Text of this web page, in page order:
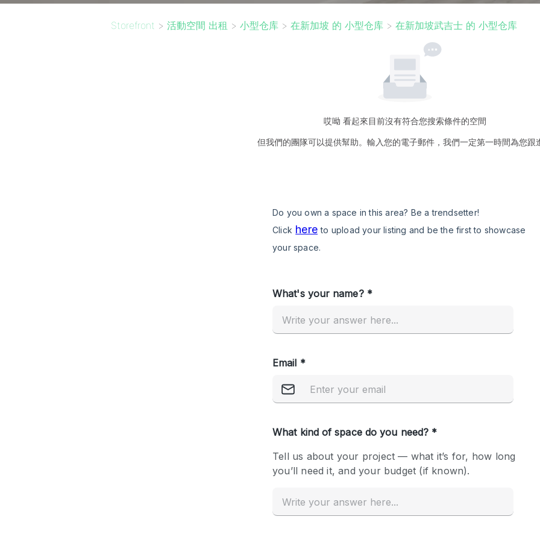
Storefront > 活動空間 出租 > 小型仓库 > 在新加坡 的 小型仓库 > 在新加坡武吉士 的 小型仓库
哎呦 看起來目前沒有符合您搜索條件的空間
但我們的團隊可以提供幫助。輸入您的電子郵件，我們一定第一時間為您跟